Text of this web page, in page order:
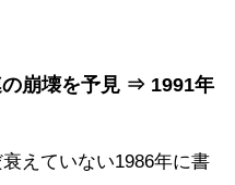
崩壊を予見 ⇒ 1991年
えていない1986年に書